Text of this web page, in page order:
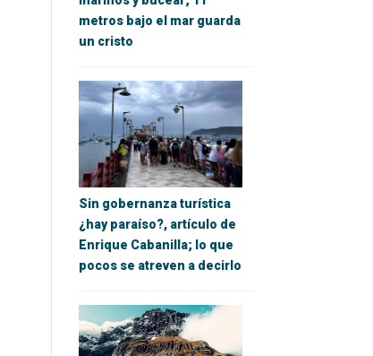
metros bajo el mar guarda
un cristo
Sin gobernanza turística
¿hay paraíso?, artículo de
Enrique Cabanilla; lo que
pocos se atreven a decirlo